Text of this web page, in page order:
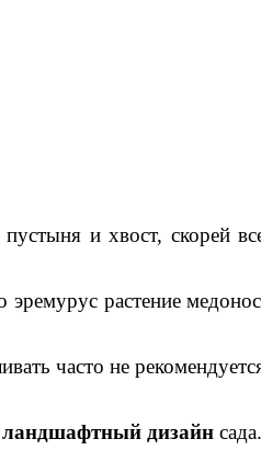
и хвост, скорей
растение
часто не
ландшафтный дизайн сада.